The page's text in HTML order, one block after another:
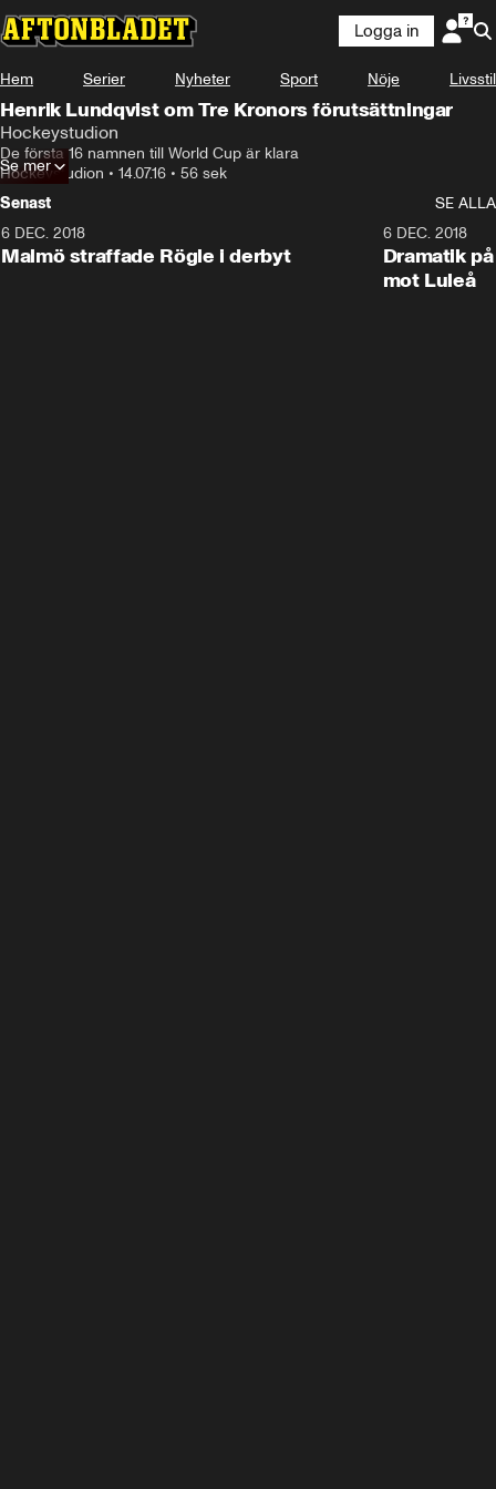
Logga in
Hem Serier Nyheter Sport Nöje Livsstil
Henrik Lundqvist om Tre Kronors förutsättningar
Hockeystudion
De första 16 namnen till World Cup är klara
Hockeystudion • 14.07.16 • 56 sek
Se mer
Senast
SE ALLA
6 DEC. 2018
Malmö straffade Rögle i derbyt
6 DEC. 2018
Dramatik
mot Luleå